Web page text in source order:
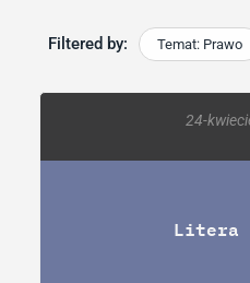
Filtered by: Temat: Prawo
24-
Litera